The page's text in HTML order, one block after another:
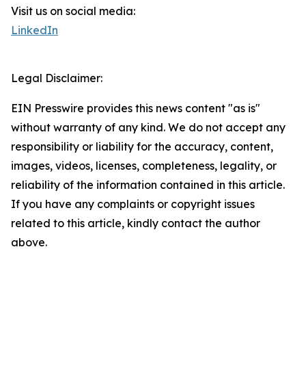
Visit us on social media:
LinkedIn
Legal Disclaimer:
EIN Presswire provides this news content "as is"
without warranty of any kind. We do not accept any
responsibility or liability for the accuracy, content,
images, videos, licenses, completeness, legality, or
reliability of the information contained in this article.
If you have any complaints or copyright issues
related to this article, kindly contact the author
above.